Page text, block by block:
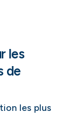
les
de
les plus